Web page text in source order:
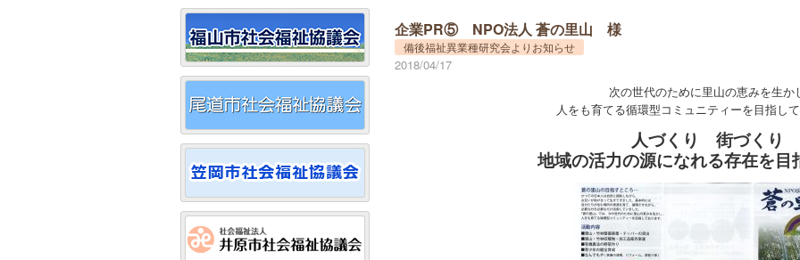
企業PR⑤ NPO法人 蒼の里山 様
備後福祉異業種研究会よりお知らせ
2018/04/17
次の世代のために里山の恵みを生か
人をも育てる循環型コミュニティーを目指し
人づくり 街づくり
地域の活力の源になれる存在を